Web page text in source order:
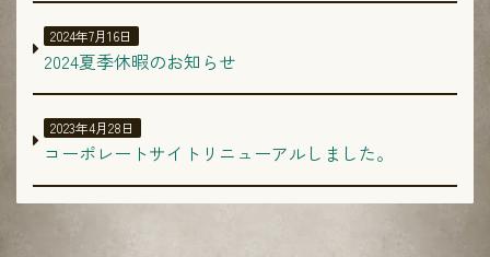
2024年7月16日
2024夏季休暇のお知らせ
2023年4月28日
コーポレートサイトリニューアルしました。